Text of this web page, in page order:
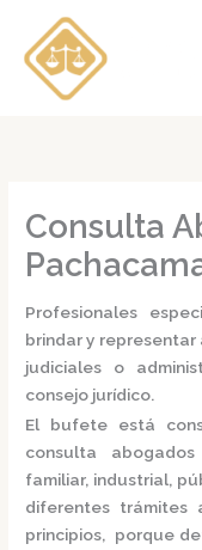
contenido
Consulta
Profesionales
brindar y representar
judiciales o
consejo jurídico.
El bufete está
consulta
familiar, industrial,
diferentes trámites
principios, porque